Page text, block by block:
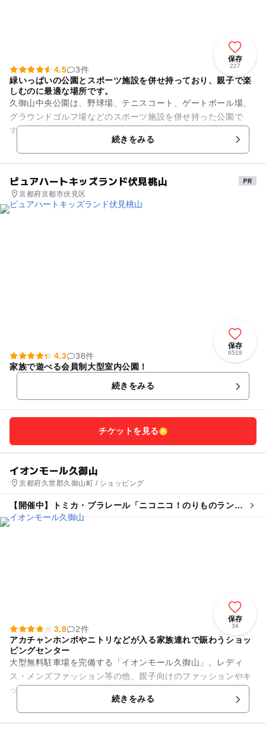
保存
227
4.5
3件
緑いっぱいの公園とスポーツ施設を併せ持っており、親子で楽
しむのに最適な場所です。
久御山中央公園は、野球場、テニスコート、ゲートボール場、
グラウンドゴルフ場などのスポーツ施設を併せ持った公園で
す。園内には緑あふれる庭園やアスレチックふうの幼児広場が
あり、幼児広場には、ジャング...
続きをみる
ピュアハートキッズランド伏見桃山
京都府京都市伏見区
保存
6519
4.3
38件
家族で遊べる会員制大型室内公園！
続きをみる
チケットを見る
イオンモール久御山
京都府久世郡久御山町 / ショッピング
【開催中】トミカ・プラレール「ニコニコ！のりものラン
ド」【イオンモール久御山】
保存
34
3.8
2件
アカチャンホンポやニトリなどが入る家族連れで賑わうショッ
ピングセンター
大型無料駐車場を完備する「イオンモール久御山」。レディ
ス・メンズファッション等の他、親子向けのファッションやキ
ッズ専門店などもあり、家族でショッピングが楽しめます。ま
た、屋内遊園地やイオンシネマ...
続きをみる